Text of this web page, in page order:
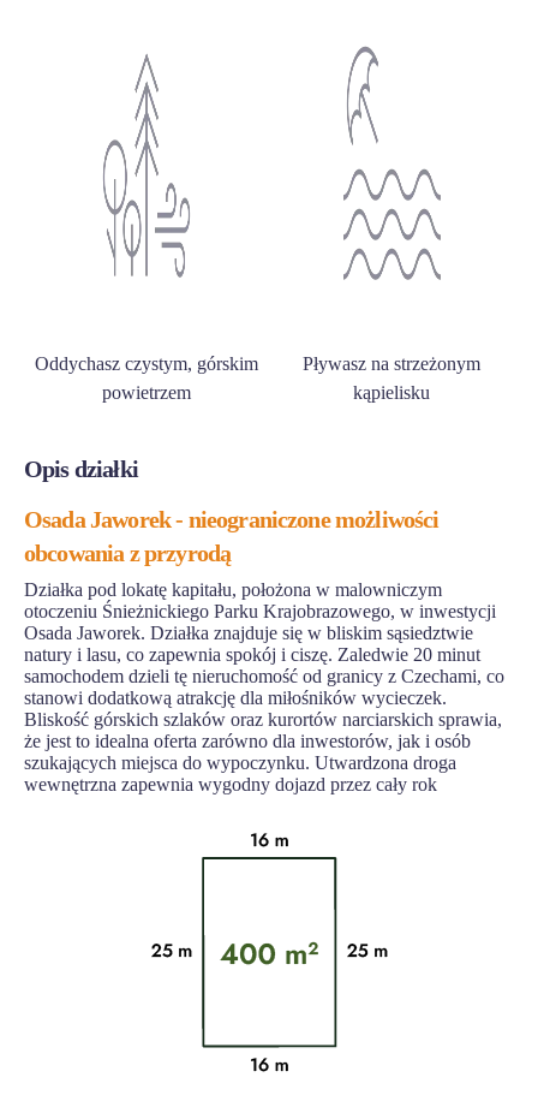
Oddychasz czystym, górskim
powietrzem
Pływasz na strzeżonym
kąpielisku
Opis działki
Osada Jaworek - nieograniczone możliwości
obcowania z przyrodą
Działka pod lokatę kapitału, położona w malowniczym
otoczeniu Śnieżnickiego Parku Krajobrazowego, w inwestycji
Osada Jaworek. Działka znajduje się w bliskim sąsiedztwie
natury i lasu, co zapewnia spokój i ciszę. Zaledwie 20 minut
samochodem dzieli tę nieruchomość od granicy z Czechami, co
stanowi dodatkową atrakcję dla miłośników wycieczek.
Bliskość górskich szlaków oraz kurortów narciarskich sprawia,
że jest to idealna oferta zarówno dla inwestorów, jak i osób
szukających miejsca do wypoczynku. Utwardzona droga
wewnętrzna zapewnia wygodny dojazd przez cały rok